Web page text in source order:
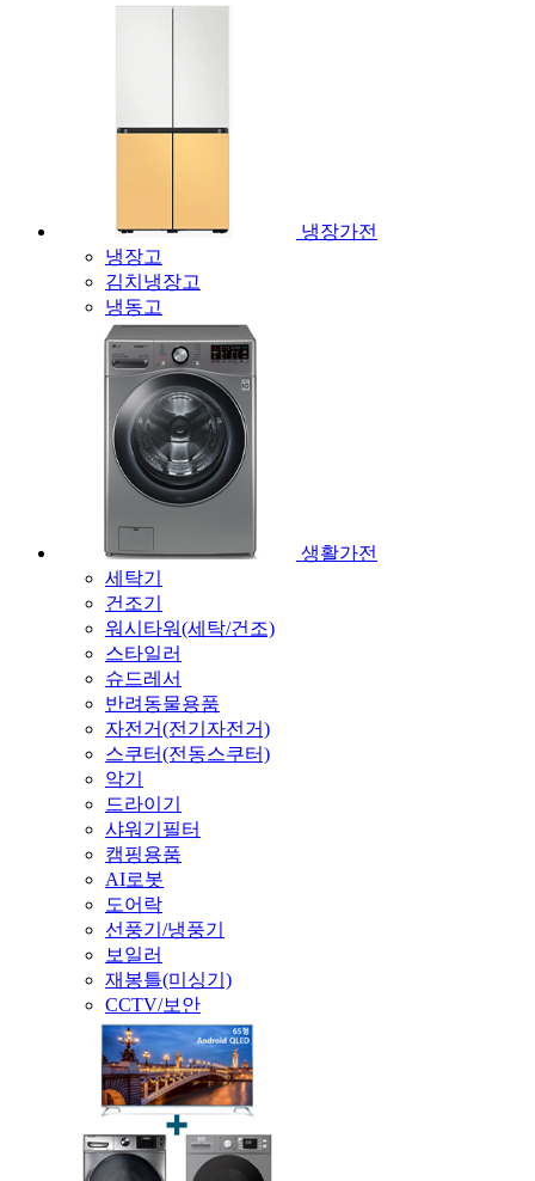
냉장가전
냉장고
김치냉장고
냉동고
생활가전
세탁기
건조기
워시타워(세탁/건조)
스타일러
슈드레서
반려동물용품
자전거(전기자전거)
스쿠터(전동스쿠터)
악기
드라이기
샤워기필터
캠핑용품
AI로봇
도어락
선풍기/냉풍기
보일러
재봉틀(미싱기)
CCTV/보안